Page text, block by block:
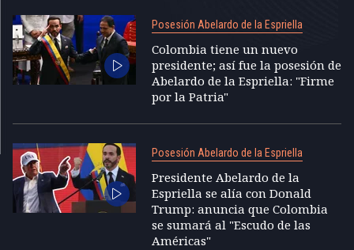
Posesión Abelardo de la Espriella
Colombia tiene un nuevo
presidente; así fue la posesión de
Abelardo de la Espriella: "Firme
por la Patria"
Posesión Abelardo de la Espriella
Presidente Abelardo de la
Espriella se alía con Donald
Trump: anuncia que Colombia
se sumará al "Escudo de las
Américas"